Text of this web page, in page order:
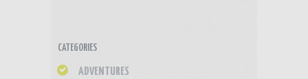
CATEGORIES
ADVENTURES